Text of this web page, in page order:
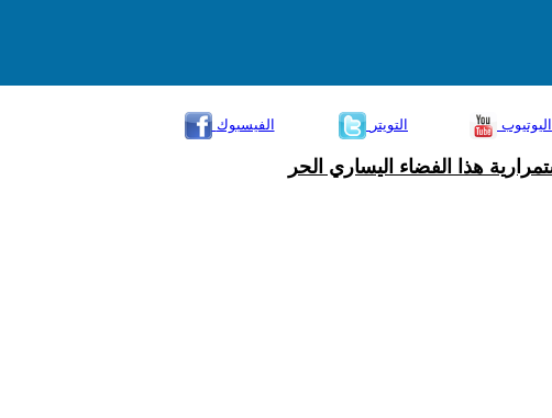
الفيسبوك
التويتر اليوتيوب
هذا الفضاء اليساري الحر